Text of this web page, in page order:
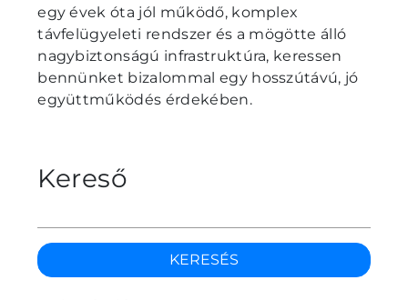
egy évek óta jól működő, komplex
távfelügyeleti rendszer és a mögötte álló
nagybiztonságú infrastruktúra, keressen
bennünket bizalommal egy hosszútávú, jó
együttműködés érdekében.
Kereső
KERESÉS